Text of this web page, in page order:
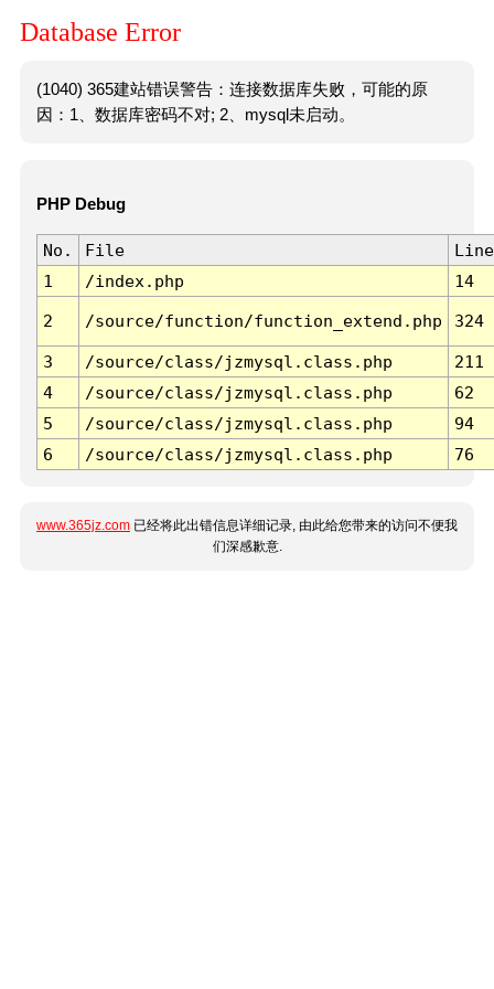
Database Error
(1040) 365建站错误警告：连接数据库失败，可能的原
因：1、数据库密码不对; 2、mysql未启动。
PHP Debug
No. File
Line
1
/index.php 14
2 /source/function/function_extend.php 324
3 /source/class/jzmysql.class.php
211
4
/source/class/jzmysql.class.php
62
5
/source/class/jzmysql.class.php
94
6
/source/class/jzmysql.class.php 76
www.365jz.com 已经将此出错信息详细记录, 由此给您带来的访问不便我
们深感歉意.